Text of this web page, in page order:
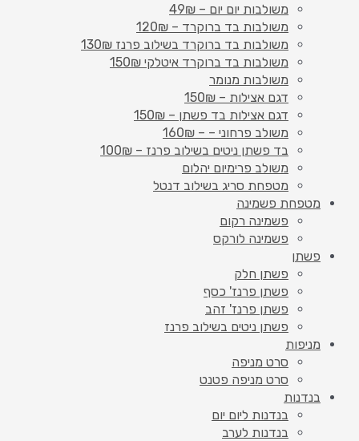
משולבות יום יום – 49₪
משולבות בד ברוקרד – 120₪
משולבות בד ברוקרד בשילוב פרנז 130₪
משולבות בד ברוקרד איטלקי 150₪
משולבות מנומר
דגם אצילות – 150₪
דגם אצילות בד פשתן – 150₪
משולב פרחוני – – 160₪
בד פשתן ניטים בשילוב פרנז – 100₪
משולב פרימיום יהלום
מטפחת סריג בשילוב דנטל
מטפחת פשמינה
פשמינה רקום
פשמינה לורקס
פשתן
פשתן חלק
פשתן פרנז' כסף
פשתן פרנז' זהב
פשתן ניטים בשילוב פרנז
מניפות
סרט מניפה
סרט מניפה פטנט
בנדנות
בנדנות ליום יום
בנדנות לערב